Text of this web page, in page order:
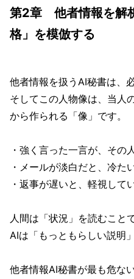
第2章 他者情報を解
格」を模倣する
他者情報を扱うAI秘書は、
そしてこの人物像は、当人
から作られる「像」です。
・強く言った一言が、その
・メールが淡白だと、冷た
・返事が遅いと、軽視して
人間は「状況」を読むこと
AIは「もっともらしい説明
他者情報AI秘書が最も危な